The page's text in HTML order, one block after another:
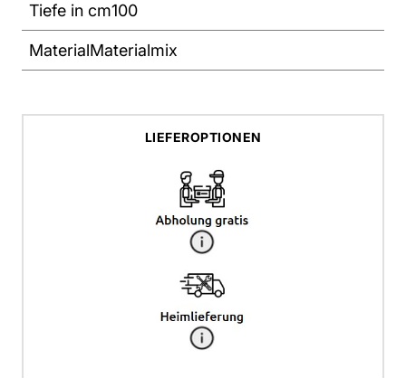
Tiefe in cm100
MaterialMaterialmix
LIEFEROPTIONEN